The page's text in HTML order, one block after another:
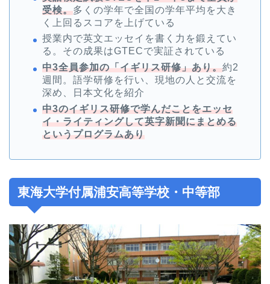
受検。多くの学年で全国の学年平均を大き
く上回るスコアを上げている
授業内で英文エッセイを書く力を鍛えてい
る。その成果はGTECで実証されている
中3全員参加の「イギリス研修」あり。約2
週間。語学研修を行い、現地の人と交流を
深め、日本文化を紹介
中3のイギリス研修で学んだことをエッセ
イ・ライティングして英字新聞にまとめる
というプログラムあり
東海大学付属浦安高等学校・中等部